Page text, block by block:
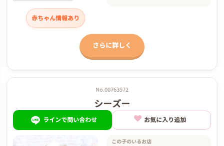
赤ちゃん情報あり
さらに詳しく
No.00763972
シーズー
ラインで問い合わせ お気に入り追加
この子のいるお店